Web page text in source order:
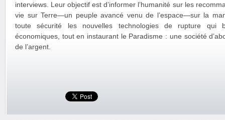
interviews. Leur objectif est d’informer l’humanité sur les
vie sur Terre—un peuple avancé venu de l’espace—sur la
toute sécurité les nouvelles technologies de rupture qui
économiques, tout en instaurant le Paradisme : une société
de l’argent.